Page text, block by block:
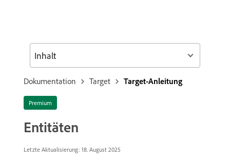
Dokumentation Target Target-Anleitung
Premium
Entitäten
Letzte Aktualisierung: 18. August 2025
Inhalt